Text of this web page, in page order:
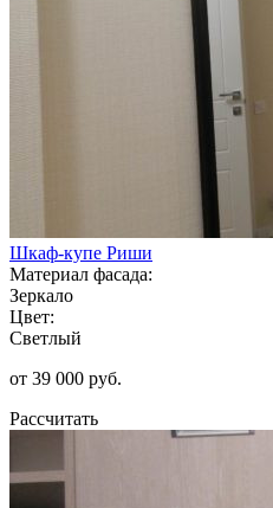
Шкаф-купе Риши
Материал фасада:
Зеркало
Цвет:
Светлый
от 39 000 руб.
Рассчитать